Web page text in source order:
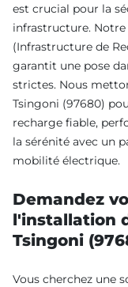
est crucial pour la
infrastructure. Notre
(Infrastructure de
garantit une pose
strictes. Nous
Tsingoni (97680)
recharge fiable,
la sérénité avec un
mobilité électrique.
Demandez
l'installation
Tsingoni
Vous cherchez une